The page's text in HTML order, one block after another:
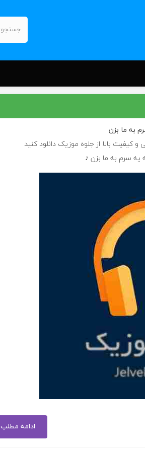
به ما بزن
کیفیت بالا از جلوه موزیک دانلود کنید
یه سرم به ما بزن ♪
ادامه مطلب